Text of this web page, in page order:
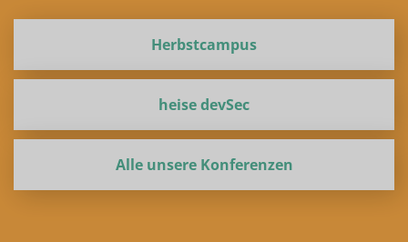
Herbstcampus
heise devSec
Alle unsere Konferenzen